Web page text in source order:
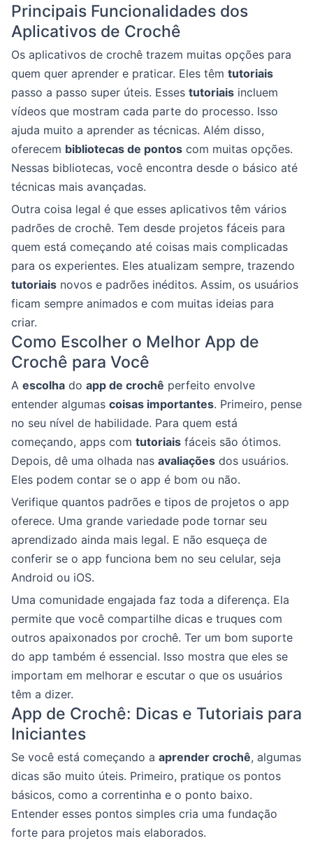
Principais Funcionalidades dos
Aplicativos de Crochê
Os aplicativos de crochê trazem muitas opções para
quem quer aprender e praticar. Eles têm tutoriais
passo a passo super úteis. Esses tutoriais incluem
vídeos que mostram cada parte do processo. Isso
ajuda muito a aprender as técnicas. Além disso,
oferecem bibliotecas de pontos com muitas opções.
Nessas bibliotecas, você encontra desde o básico até
técnicas mais avançadas.
Outra coisa legal é que esses aplicativos têm vários
padrões de crochê. Tem desde projetos fáceis para
quem está começando até coisas mais complicadas
para os experientes. Eles atualizam sempre, trazendo
tutoriais novos e padrões inéditos. Assim, os usuários
ficam sempre animados e com muitas ideias para
criar.
Como Escolher o Melhor App de
Crochê para Você
A escolha do app de crochê perfeito envolve
entender algumas coisas importantes. Primeiro, pense
no seu nível de habilidade. Para quem está
começando, apps com tutoriais fáceis são ótimos.
Depois, dê uma olhada nas avaliações dos usuários.
Eles podem contar se o app é bom ou não.
Verifique quantos padrões e tipos de projetos o app
oferece. Uma grande variedade pode tornar seu
aprendizado ainda mais legal. E não esqueça de
conferir se o app funciona bem no seu celular, seja
Android ou iOS.
Uma comunidade engajada faz toda a diferença. Ela
permite que você compartilhe dicas e truques com
outros apaixonados por crochê. Ter um bom suporte
do app também é essencial. Isso mostra que eles se
importam em melhorar e escutar o que os usuários
têm a dizer.
App de Crochê: Dicas e Tutoriais para
Iniciantes
Se você está começando a aprender crochê, algumas
dicas são muito úteis. Primeiro, pratique os pontos
básicos, como a correntinha e o ponto baixo.
Entender esses pontos simples cria uma fundação
forte para projetos mais elaborados.